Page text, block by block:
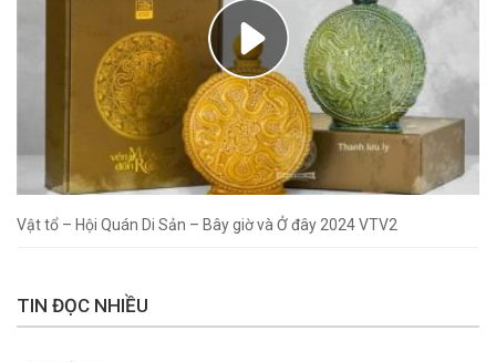
Vật tổ – Hội Quán Di Sản – Bây giờ và Ở đây 2024 VTV2
TIN ĐỌC NHIỀU